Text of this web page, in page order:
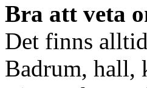
Bra att veta
Det finns
Badrum, hall,